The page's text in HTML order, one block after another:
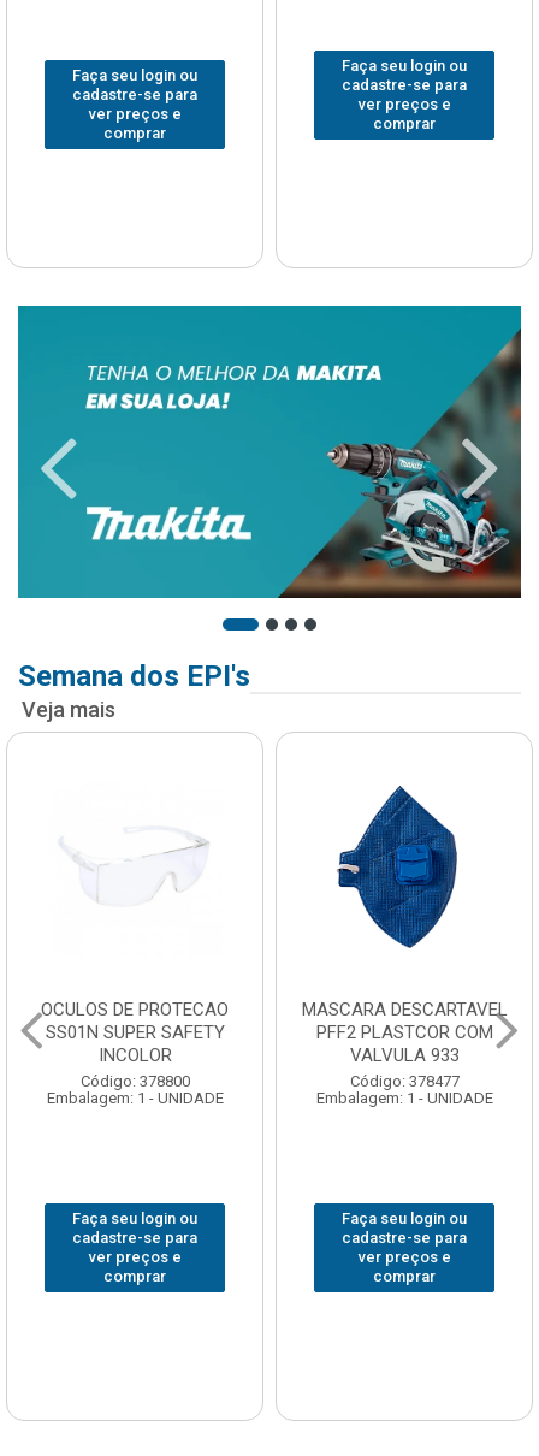
Faça seu login ou
cadastre-se para
ver preços e
comprar
Faça seu login ou
cadastre-se para
ver preços e
comprar
Semana dos EPI's
Veja mais
OCULOS DE PROTECAO
SS01N SUPER SAFETY
INCOLOR
Código: 378800
Embalagem: 1 - UNIDADE
Faça seu login ou
cadastre-se para
ver preços e
comprar
MASCARA DESCARTAVEL
PFF2 PLASTCOR COM
VALVULA 933
Código: 378477
Embalagem: 1 - UNIDADE
Faça seu login ou
cadastre-se para
ver preços e
comprar